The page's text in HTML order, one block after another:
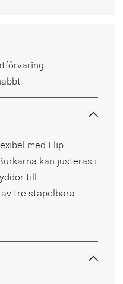
med Flip
kan justeras i
till
tre stapelbara